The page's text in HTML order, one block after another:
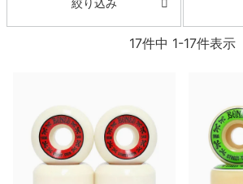
絞り込み
17件中 1-17件表示
7.9inch
8.0inch
8.0inch
8.1inch
58mm
59mm
ボーンズ XF（エックスフォーミュラ）
パウエルペラルタ DF（ドラゴンフォ
ラ）
ボルト
パーツ・その他
25cm
25.5cm
トレーナー・セーター
ショーツ
長袖ボタンシャツ
スケートパーク情報
特定商取引法に基づく表記